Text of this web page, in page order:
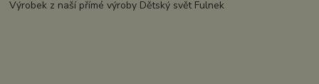
Výrobek z naší přímé výroby Dětský svět Fulnek